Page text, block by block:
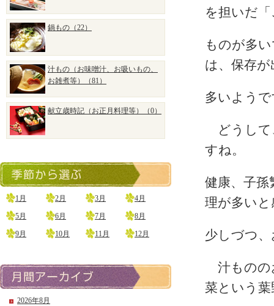
を担いだ
ものが多
は、保存
多いよう
どうして
すね。
健康、子
理が多い
少しづつ
汁ものの
菜という
鍋もの（22）
汁もの（お味噌汁、お吸いもの、
お雑煮等）（81）
献立歳時記（お正月料理等）（0）
1月 2月 3月 4月
5月 6月 7月 8月
9月 10月 11月 12月
2026年8月